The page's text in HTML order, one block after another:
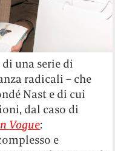
una serie di
radicali – che
Nast e di cui
dal caso di
Vogue:
e